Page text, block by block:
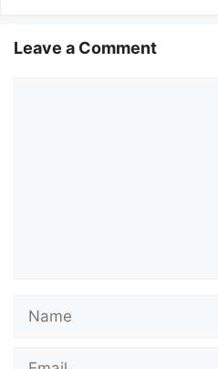
Leave a Comment
Name
Email